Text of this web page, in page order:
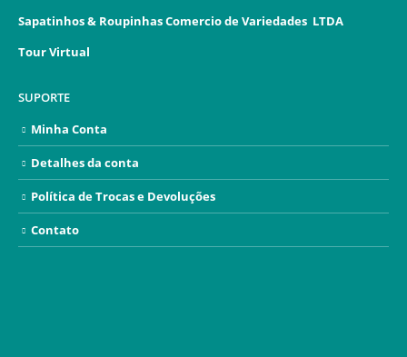
Sapatinhos & Roupinhas Comercio de Variedades LTDA
Tour Virtual
SUPORTE
Minha Conta
Detalhes da conta
Política de Trocas e Devoluções
Contato